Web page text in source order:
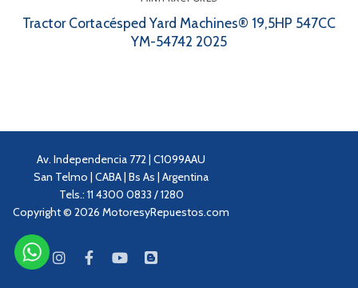
Tractor Cortacésped Yard Machines® 19,5HP 547CC
YM-54742 2025
Av. Independencia 772 | C1099AAU
San Telmo | CABA | Bs As | Argentina
Tels.: 11 4300 0833 / 1280
Copyright © 2026 MotoresyRepuestos.com